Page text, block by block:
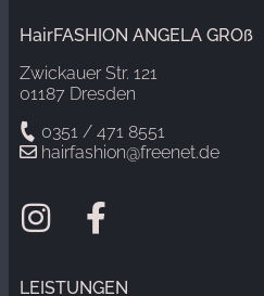
HairFASHION ANGELA GROß
Zwickauer Str. 121
01187 Dresden
0351 / 471 8551
hairfashion@freenet.de
LEISTUNGEN